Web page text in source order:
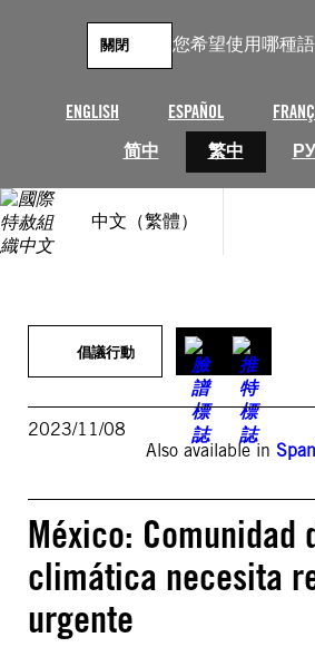
您希望使用哪種
ENGLISH ESPAÑOL
简中
繁中
關閉
中文（繁體）
倡議行動
2023/11/08
Also available in
México: Comunidad
climática necesita
urgente